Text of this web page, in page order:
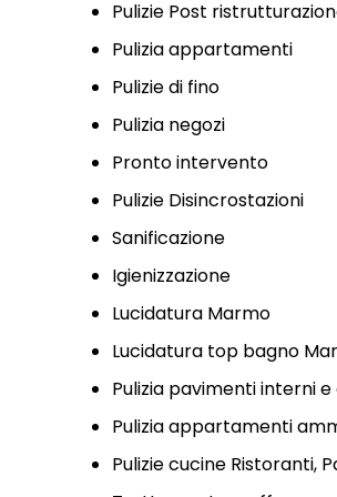
Pulizie Post
Pulizia appartamenti
Pulizie di fino
Pulizia negozi
Pronto intervento
Pulizie Disincrostazioni
Sanificazione
Igienizzazione
Lucidatura Marmo
Lucidatura top bagno
Pulizia pavimenti interni
Pulizia appartamenti
Pulizie cucine Ristoranti,